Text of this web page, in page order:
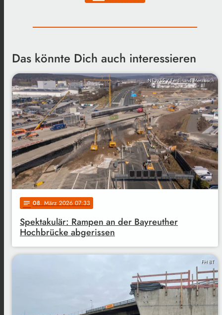
Das könnte Dich auch interessieren
NEWS5 / Ferdinand Merzbach
notes 08. März 2026 07:33
Spektakulär: Rampen an der Bayreuther
Hochbrücke abgerissen
FH BT